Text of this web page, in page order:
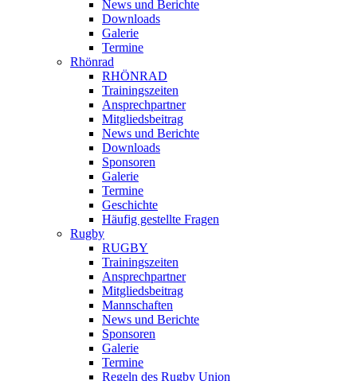
News und Berichte
Downloads
Galerie
Termine
Rhönrad
RHÖNRAD
Trainingszeiten
Ansprechpartner
Mitgliedsbeitrag
News und Berichte
Downloads
Sponsoren
Galerie
Termine
Geschichte
Häufig gestellte Fragen
Rugby
RUGBY
Trainingszeiten
Ansprechpartner
Mitgliedsbeitrag
Mannschaften
News und Berichte
Sponsoren
Galerie
Termine
Regeln des Rugby Union